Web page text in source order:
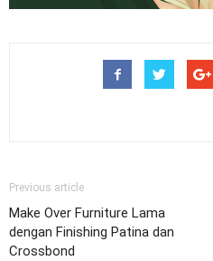
Previous article
Make Over Furniture Lama
dengan Finishing Patina dan
Crossbond